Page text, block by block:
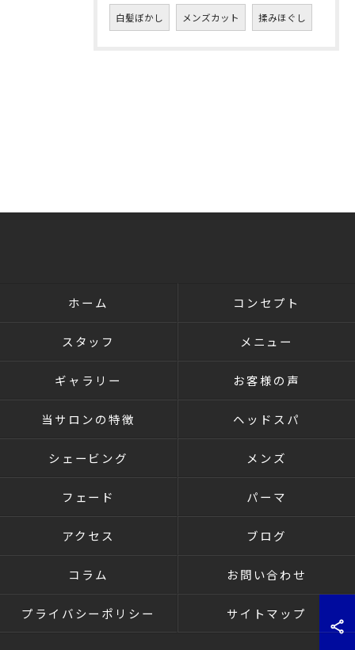
白髪ぼかし メンズカット 揉みほぐし
ホーム コンセプト
スタッフ メニュー
ギャラリー お客様の声
当サロンの特徴 ヘッドスパ
シェービング メンズ
フェード パーマ
アクセス ブログ
コラム お問い合わせ
プライバシーポリシー サイトマップ